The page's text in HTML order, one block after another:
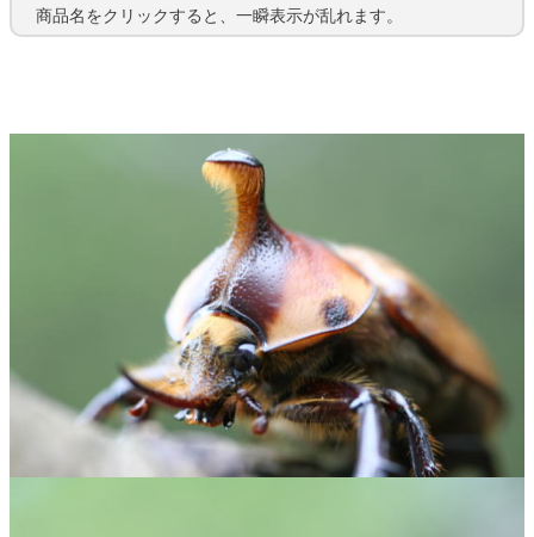
商品名をクリックすると、一瞬表示が乱れます。